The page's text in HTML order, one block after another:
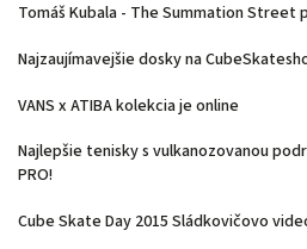
Tomáš Kubala - The Summation Street
Najzaujímavejšie dosky na
VANS x ATIBA kolekcia je online
Najlepšie tenisky s vulkanozovanou
PRO!
Cube Skate Day 2015 Sládkovičovo